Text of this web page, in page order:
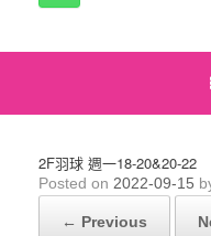
2F羽球 週一18-20&20-22
Posted on 2022-09-15
← Previous